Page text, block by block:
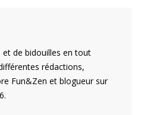
et de bidouilles en tout
rédactions,
Fun&Zen et blogueur sur